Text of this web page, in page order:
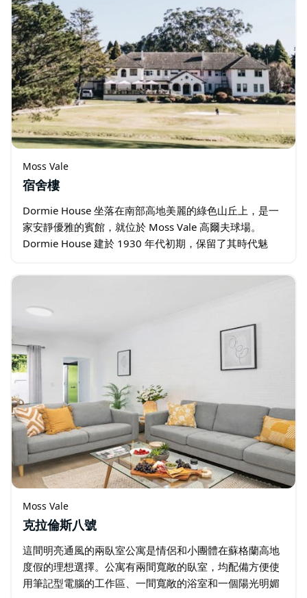
Moss Vale
宿舍樓
Dormie House 坐落在南部高地美麗的綠色山丘上，是一
家安靜優雅的賓館，就位於 Moss Vale 高爾夫球場。
Dormie House 建於 1930 年代初期，保留了其時代魅
Moss Vale
克拉倫斯八號
這間明亮通風的兩臥室公寓是情侶和小團體在蘇格蘭高地
度假的理想選擇。公寓有兩間寬敞的臥室，均配備方便使
用筆記型電腦的工作區、一間寬敞的浴室和一個陽光明媚